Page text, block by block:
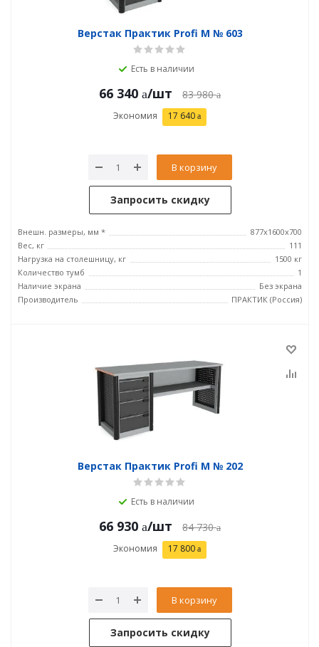
Верстак Практик Profi M № 603
Есть в наличии
66 340 /шт 83 980
Экономия 17 640
В корзину
Запросить скидку
Внешн. размеры, мм *
877х1600х700
Вес, кг
111
Нагрузка на столешницу, кг
1500 кг
Количество тумб
1
Наличие экрана
Без экрана
Производитель
ПРАКТИК (Россия)
Верстак Практик Profi M № 202
Есть в наличии
66 930 /шт 84 730
Экономия 17 800
В корзину
Запросить скидку